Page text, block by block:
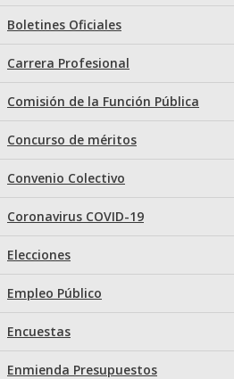
Boletines Oficiales
Carrera Profesional
Comisión de la Función Pública
Concurso de méritos
Convenio Colectivo
Coronavirus COVID-19
Elecciones
Empleo Público
Encuestas
Enmienda Presupuestos